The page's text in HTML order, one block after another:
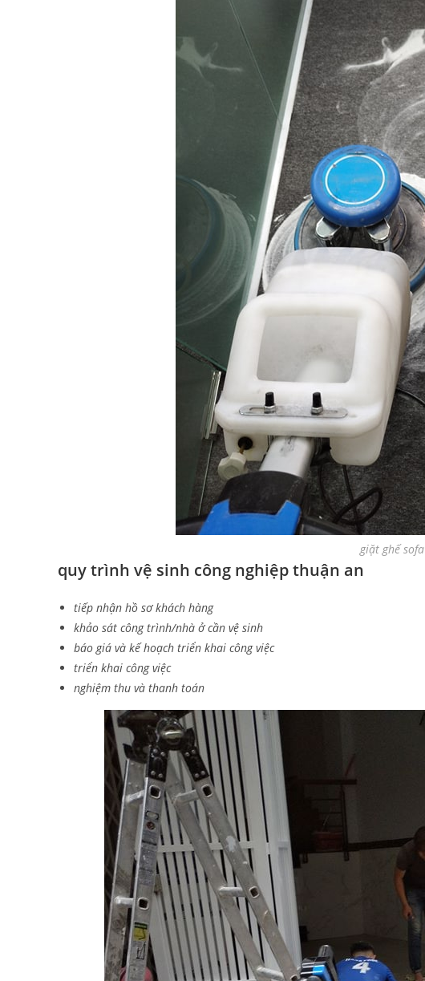
giặt ghế sofa
quy trình vệ sinh công nghiệp thuận an
tiếp nhận hồ sơ khách hàng
khảo sát công trình/nhà ở cần vệ sinh
báo giá và kế hoạch triển khai công việc
triển khai công việc
nghiệm thu và thanh toán